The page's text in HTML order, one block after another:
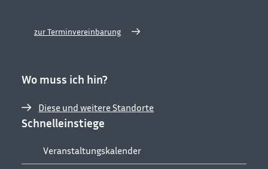
zur Terminvereinbarung
Wo muss ich hin?
Diese und weitere Standorte
Schnelleinstiege
Veranstaltungskalender